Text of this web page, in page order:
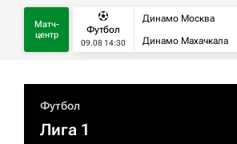
Матч-
центр
Футбол
09.08 14:30
Динамо Москва
Динамо Махачкала
Футбол
Лига 1